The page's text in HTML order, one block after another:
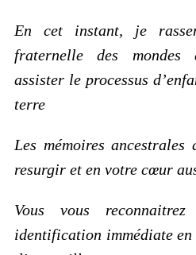
En cet instant, je
fraternelle des mondes
assister le processus
terre
Les mémoires
resurgir et en votre cœur
Vous vous
identification immédiate en